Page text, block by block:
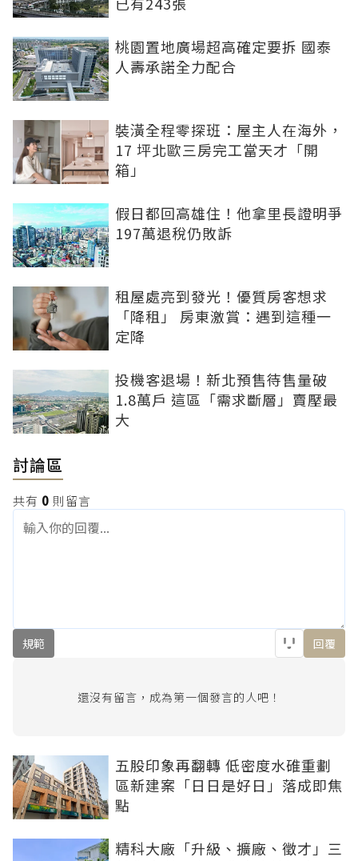
桃園置地廣場超高確定要拆 國泰
人壽承諾全力配合
裝潢全程零探班：屋主人在海外，
17 坪北歐三房完工當天才「開
箱」
假日都回高雄住！他拿里長證明爭
197萬退稅仍敗訴
租屋處亮到發光！優質房客想求
「降租」 房東激賞：遇到這種一
定降
投機客退場！新北預售待售量破
1.8萬戶 這區「需求斷層」賣壓最
大
討論區
共有 0 則留言
規範 回覆
還沒有留言，成為第一個發言的人吧！
五股印象再翻轉 低密度水碓重劃
區新建案「日日是好日」落成即焦
點
精科大廠「升級、擴廠、徵才」三